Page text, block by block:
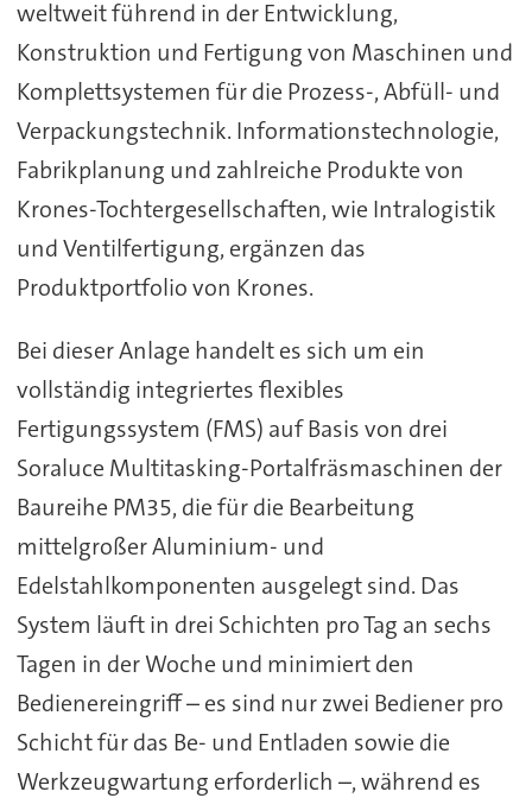
weltweit führend in der Entwicklung,
Konstruktion und Fertigung von Maschinen und
Komplettsystemen für die Prozess-, Abfüll- und
Verpackungstechnik. Informationstechnologie,
Fabrikplanung und zahlreiche Produkte von
Krones-Tochtergesellschaften, wie Intralogistik
und Ventilfertigung, ergänzen das
Produktportfolio von Krones.
Bei dieser Anlage handelt es sich um ein
vollständig integriertes flexibles
Fertigungssystem (FMS) auf Basis von drei
Soraluce Multitasking-Portalfräsmaschinen der
Baureihe PM35, die für die Bearbeitung
mittelgroßer Aluminium- und
Edelstahlkomponenten ausgelegt sind. Das
System läuft in drei Schichten pro Tag an sechs
Tagen in der Woche und minimiert den
Bedienereingriff – es sind nur zwei Bediener pro
Schicht für das Be- und Entladen sowie die
Werkzeugwartung erforderlich –, während es